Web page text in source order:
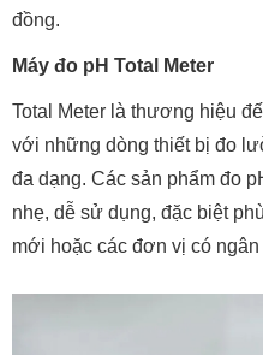
đồng.
Máy đo pH Total Meter
Total Meter là thương hiệu
với những dòng thiết bị đo
đa dạng. Các sản phẩm đo
nhẹ, dễ sử dụng, đặc biệt
mới hoặc các đơn vị có ngân